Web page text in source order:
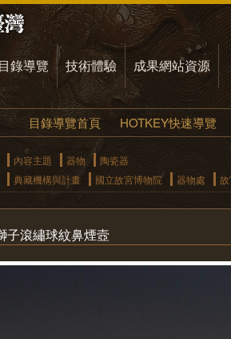
目錄導覽 技術體驗 成果網站資源
目錄導覽首頁 HOTKEY快速導覽
內容主題 器物
陶瓷器
典藏機構與計畫 國立故宮博物院 器物處
子滾繡球紋鼻煙壼